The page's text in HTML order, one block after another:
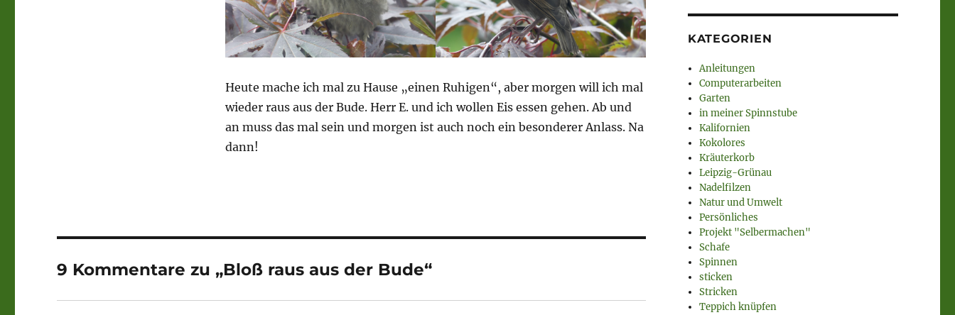
Heute mache ich mal zu Hause „einen Ruhigen“, aber morgen will ich mal
wieder raus aus der Bude. Herr E. und ich wollen Eis essen gehen. Ab und
an muss das mal sein und morgen ist auch noch ein besonderer Anlass. Na
dann!
9 Kommentare zu „Bloß raus aus der Bude“
KATEGORIEN
Anleitungen
Computerarbeiten
Garten
in meiner Spinnstube
Kalifornien
Kokolores
Kräuterkorb
Leipzig-Grünau
Nadelfilzen
Natur und Umwelt
Persönliches
Projekt "Selbermachen"
Schafe
Spinnen
sticken
Stricken
Teppich knüpfen